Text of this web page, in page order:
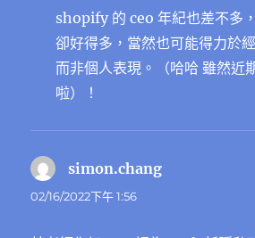
shopify 的 ceo 年紀也差不多
卻好得多，當然也可能得力於
而非個人表現。（哈哈 雖然近
啦）！
simon.chang
02/16/2022下午 1:56